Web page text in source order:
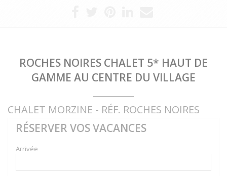
ROCHES NOIRES CHALET 5* HAUT DE
GAMME AU CENTRE DU VILLAGE
CHALET MORZINE - RÉF. ROCHES NOIRES
RÉSERVER VOS VACANCES
Arrivée